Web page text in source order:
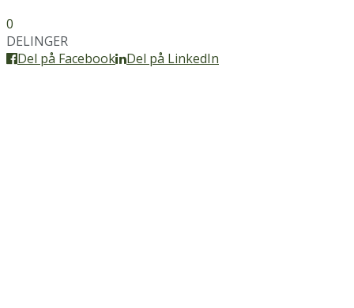
0
DELINGER
Del på Facebook
Del på LinkedIn